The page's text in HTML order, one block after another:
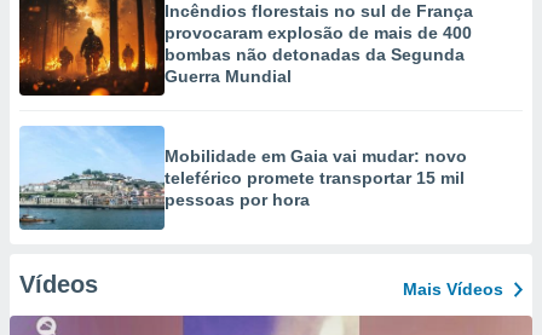
Incêndios florestais no sul de França
provocaram explosão de mais de 400
bombas não detonadas da Segunda
Guerra Mundial
Mobilidade em Gaia vai mudar: novo
teleférico promete transportar 15 mil
pessoas por hora
Vídeos Mais Vídeos